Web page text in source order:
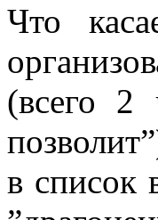
Что
(всего 2
в список